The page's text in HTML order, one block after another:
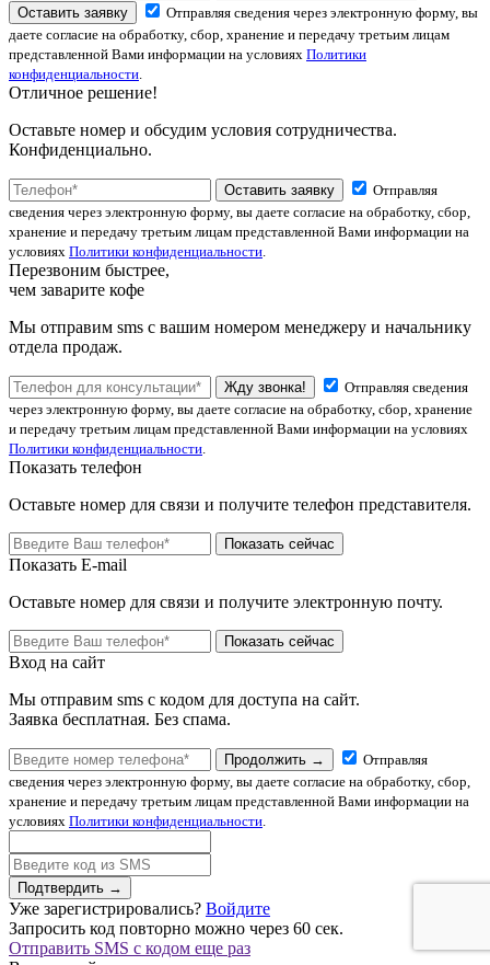
Оставить заявку
Отправляя сведения через электронную форму, вы
даете согласие на обработку, сбор, хранение и передачу третьим лицам
представленной Вами информации на условиях Политики
конфиденциальности.
Отличное решение!
Оставьте номер и обсудим условия сотрудничества.
Конфиденциально.
Оставить заявку
Отправляя
сведения через электронную форму, вы даете согласие на обработку, сбор,
хранение и передачу третьим лицам представленной Вами информации на
условиях Политики конфиденциальности.
Перезвоним быстрее,
чем заварите кофе
Мы отправим sms с вашим номером менеджеру и начальнику
отдела продаж.
Жду звонка!
Отправляя сведения
через электронную форму, вы даете согласие на обработку, сбор, хранение
и передачу третьим лицам представленной Вами информации на условиях
Политики конфиденциальности.
Показать телефон
Оставьте номер для связи и получите телефон представителя.
Показать сейчас
Показать E-mail
Оставьте номер для связи и получите электронную почту.
Показать сейчас
Вход на сайт
Мы отправим sms с кодом для доступа на сайт.
Заявка бесплатная. Без спама.
Продолжить →
Отправляя
сведения через электронную форму, вы даете согласие на обработку, сбор,
хранение и передачу третьим лицам представленной Вами информации на
условиях Политики конфиденциальности.
Подтвердить →
Уже зарегистрировались? Войдите
Запросить код повторно можно через 60 сек.
Отправить SMS с кодом еще раз